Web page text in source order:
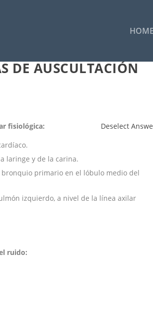
DE AUSCULTACIÓN
fisiológica:
Deselect
laringe y de la carina.
primario en el lóbulo medio del
izquierdo, a nivel de la línea axilar
ruido: